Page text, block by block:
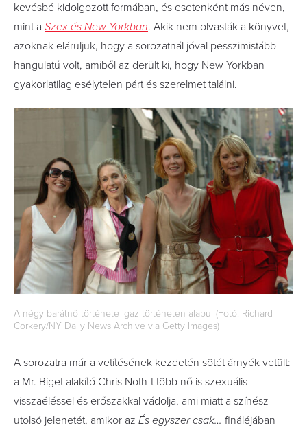
kevésbé kidolgozott formában, és esetenként más néven,
mint a Szex és New Yorkban. Akik nem olvasták a könyvet,
azoknak eláruljuk, hogy a sorozatnál jóval pesszimistább
hangulatú volt, amiből az derült ki, hogy New Yorkban
gyakorlatilag esélytelen párt és szerelmet találni.
A négy barátnő története igaz történeten alapul (Fotó: Richard
Corkery/NY Daily News Archive via Getty Images)
A sorozatra már a vetítésének kezdetén sötét árnyék vetült:
a Mr. Biget alakító Chris Noth-t több nő is szexuális
visszaéléssel és erőszakkal vádolja, ami miatt a színész
utolsó jelenetét, amikor az És egyszer csak… fináléjában